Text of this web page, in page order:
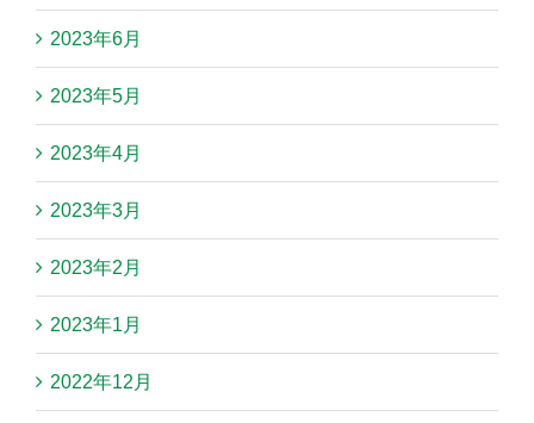
2023年6月
2023年5月
2023年4月
2023年3月
2023年2月
2023年1月
2022年12月